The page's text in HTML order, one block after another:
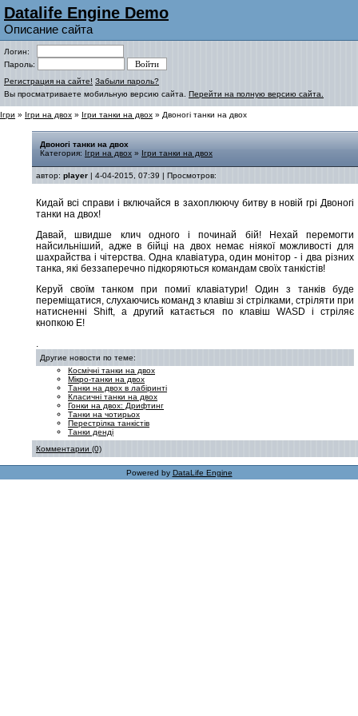
Datalife Engine Demo
Описание сайта
Логин:
Пароль:
Регистрация на сайте! Забыли пароль?
Вы просматриваете мобильную версию сайта. Перейти на полную версию сайта.
Ігри » Ігри на двох » Ігри танки на двох » Двоногі танки на двох
Двоногі танки на двох
Категория: Ігри на двох » Ігри танки на двох
автор: player | 4-04-2015, 07:39 | Просмотров:
Кидай всі справи і включайся в захоплюючу битву в новій грі Двоногі
танки на двох!
Давай, швидше клич одного і починай бій! Нехай перемогти
найсильніший, адже в бійці на двох немає ніякої можливості для
шахрайства і чітерства. Одна клавіатура, один монітор - і два різних
танка, які беззаперечно підкоряються командам своїх танкістів!
Керуй своїм танком при помиї клавіатури! Один з танків буде
переміщатися, слухаючись команд з клавіш зі стрілками, стріляти при
натисненні Shift, а другий катається по клавіш WASD і стріляє
кнопкою E!
.
Другие новости по теме:
Космічні танки на двох
Мікро-танки на двох
Танки на двох в лабіринті
Класичні танки на двох
Гонки на двох: Дрифтинг
Танки на чотирьох
Перестрілка танкістів
Танки денді
Комментарии (0)
Powered by DataLife Engine